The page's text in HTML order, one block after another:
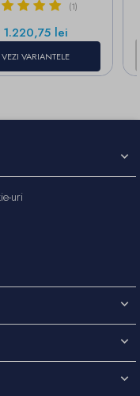
(1)
Pret
1.220,75 lei
VEZI VARIANTELE
uri